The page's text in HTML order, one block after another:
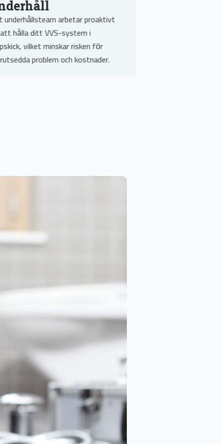
underhållsteam arbetar proaktivt
hålla ditt VVS-system i
vilket minskar risken för
problem och kostnader.